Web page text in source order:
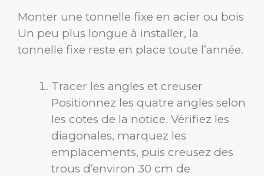
Monter une tonnelle fixe en acier ou bois
Un peu plus longue à installer, la
tonnelle fixe reste en place toute l’année.
Tracer les angles et creuser
Positionnez les quatre angles selon
les cotes de la notice. Vérifiez les
diagonales, marquez les
emplacements, puis creusez des
trous d’environ 30 cm de